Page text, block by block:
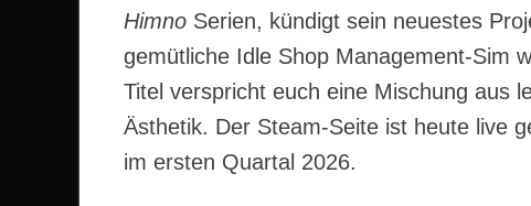
Himno Serien, kündigt sein neuestes
gemütliche Idle Shop Management-Sim
Titel verspricht euch eine Mischung aus
Ästhetik. Der Steam-Seite ist heute live
im ersten Quartal 2026.